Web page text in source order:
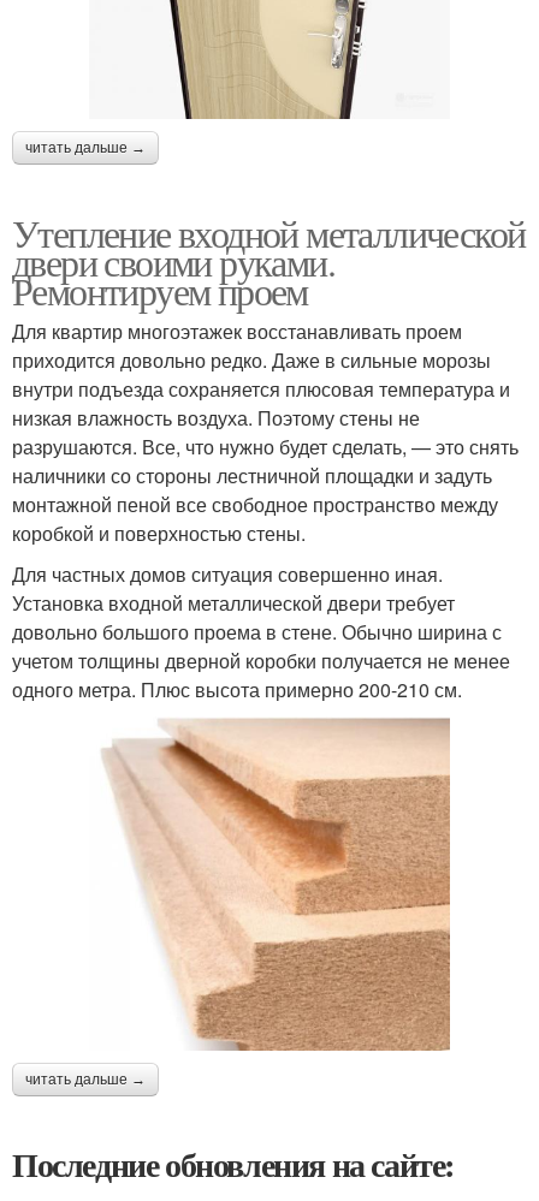
читать дальше →
Утепление входной металлической
двери своими руками.
Ремонтируем проем
Для квартир многоэтажек восстанавливать проем
приходится довольно редко. Даже в сильные морозы
внутри подъезда сохраняется плюсовая температура и
низкая влажность воздуха. Поэтому стены не
разрушаются. Все, что нужно будет сделать, — это снять
наличники со стороны лестничной площадки и задуть
монтажной пеной все свободное пространство между
коробкой и поверхностью стены.
Для частных домов ситуация совершенно иная.
Установка входной металлической двери требует
довольно большого проема в стене. Обычно ширина с
учетом толщины дверной коробки получается не менее
одного метра. Плюс высота примерно 200-210 см.
читать дальше →
Последние обновления на сайте: